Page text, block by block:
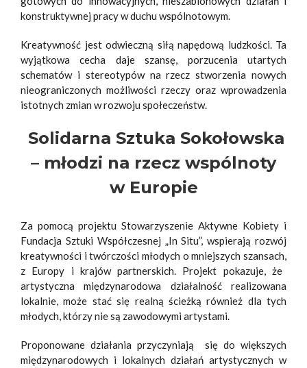
konstruktywnej pracy w duchu wspólnotowym.
Kreatywność jest odwieczną siłą napędową ludzkości. Ta
wyjątkowa cecha daje szansę, porzucenia utartych
schematów i stereotypów na rzecz stworzenia nowych
nieograniczonych możliwości rzeczy oraz wprowadzenia
istotnych zmian w rozwoju społeczeństw.
Solidarna Sztuka Sokołowska
– młodzi na rzecz wspólnoty
w Europie
Za pomocą projektu Stowarzyszenie Aktywne Kobiety i
Fundacja Sztuki Współczesnej „In Situ”, wspierają rozwój
kreatywności i twórczości młodych o mniejszych szansach,
z Europy i krajów partnerskich. Projekt pokazuje, że
artystyczna międzynarodowa działalność realizowana
lokalnie, może stać się realną ścieżką również dla tych
młodych, którzy nie są zawodowymi artystami.
Proponowane działania przyczyniają się do większych
międzynarodowych i lokalnych działań artystycznych w